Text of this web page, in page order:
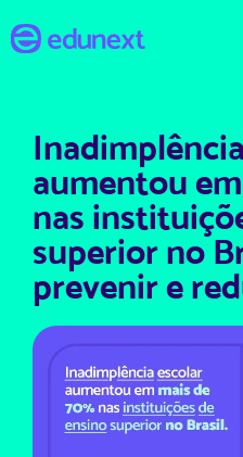
aumentou
nas
superior no
prevenir e